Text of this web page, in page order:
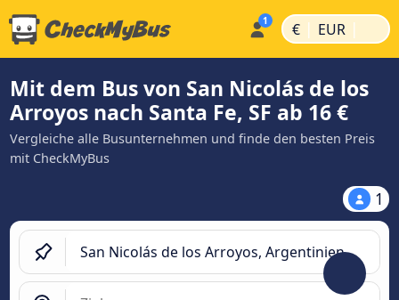
€ | EUR |
Mit dem Bus von San Nicolás de los
Arroyos nach Santa Fe, SF ab 16 €
Vergleiche alle Busunternehmen und finde den besten Preis
mit CheckMyBus
1